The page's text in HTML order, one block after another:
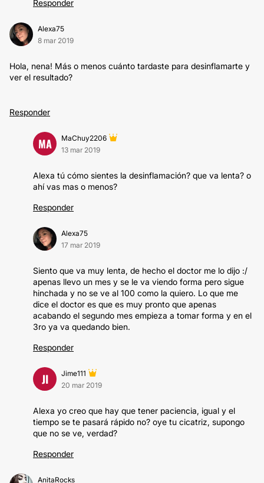
Responder
Alexa75
8 mar 2019
Hola, nena! Más o menos cuánto tardaste para desinflamarte y
ver el resultado?
Responder
MA
MaChuy2206
13 mar 2019
Alexa tú cómo sientes la desinflamación? que va lenta? o
ahí vas mas o menos?
Responder
Alexa75
17 mar 2019
Siento que va muy lenta, de hecho el doctor me lo dijo :/
apenas llevo un mes y se le va viendo forma pero sigue
hinchada y no se ve al 100 como la quiero. Lo que me
dice el doctor es que es muy pronto que apenas
acabando el segundo mes empieza a tomar forma y en el
3ro ya va quedando bien.
Responder
JI
Jime111
20 mar 2019
Alexa yo creo que hay que tener paciencia, igual y el
tiempo se te pasará rápido no? oye tu cicatriz, supongo
que no se ve, verdad?
Responder
AnitaRocks